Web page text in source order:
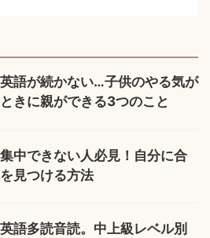
語が続かない…子供のやる気が
きに親ができる3つのこと
中できない人必見！自分に合
見つける方法
語多読音読。中上級レベル別